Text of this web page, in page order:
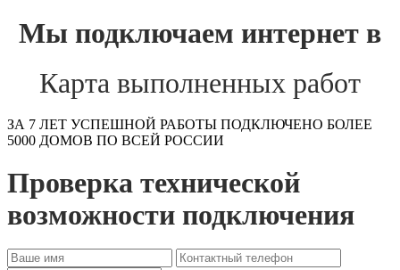
Мы подключаем интернет в
Карта выполненных работ
ЗА 7 ЛЕТ УСПЕШНОЙ РАБОТЫ ПОДКЛЮЧЕНО БОЛЕЕ
5000 ДОМОВ ПО ВСЕЙ РОССИИ
Проверка технической
возможности подключения